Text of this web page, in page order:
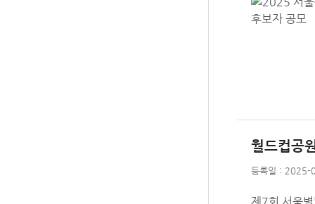
월드컵공
등록일 : 2025-